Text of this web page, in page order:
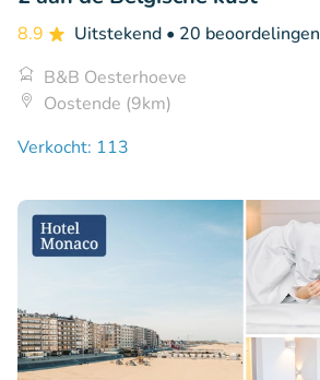
8.9 Uitstekend • 20 beoordelingen
B&B Oesterhoeve
Oostende (9km)
Verkocht: 113